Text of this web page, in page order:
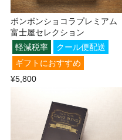
ボンボンショコラプレミアム
富士屋セレクション
軽減税率
クール便配送
ギフトにおすすめ
¥5,800